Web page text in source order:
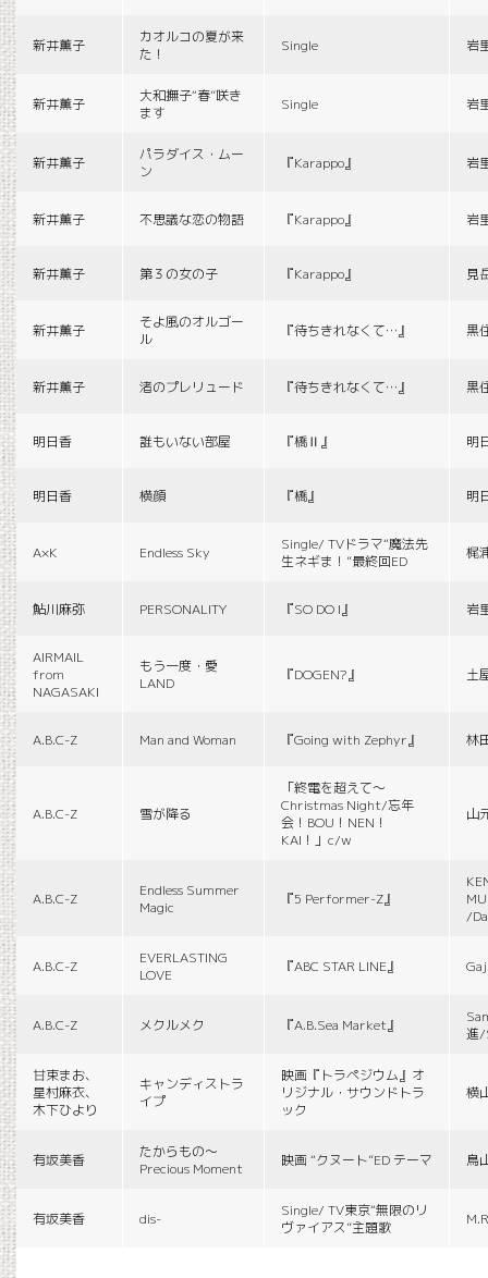
新井薫子
カオルコの夏が来
た！
Single 岩
新井薫子
大和撫子“春”咲き
ます
Single 岩
新井薫子
パラダイス・ムー
ン
『Karappo』 岩
新井薫子 不思議な恋の物語 『Karappo』 岩
新井薫子 第３の女の子 『Karappo』 見
新井薫子
そよ風のオルゴー
ル
『待ちきれなくて…』 黒
新井薫子 渚のプレリュード 『待ちきれなくて…』 黒
明日香 誰もいない部屋 『橋Ⅱ』 明
明日香 横顔 『橋』 明
A×K Endless Sky
Single/ TVドラマ“魔法先
生ネギま！”最終回ED
梶
鮎川麻弥 PERSONALITY 『SO DO I』 岩
AIRMAIL
from
NAGASAKI
もう一度・愛
LAND
『DOGEN?』 土
A.B.C-Z Man and Woman 『Going with Zephyr』 林
A.B.C-Z 雪が降る
「終電を超えて～
Christmas Night/忘年
会！BOU！NEN！
KAI！」c/w
山
A.B.C-Z
Endless Summer
Magic
『5 Performer-Z』
/
A.B.C-Z
EVERLASTING
LOVE
『ABC STAR LINE』
A.B.C-Z メクルメク 『A.B.Sea Market』
進/
甘束まお、
星村麻衣、
木下ひより
キャンディストラ
イプ
映画『トラペジウム』オ
リジナル・サウンドトラ
ック
横
有坂美香
たからもの〜
Precious Moment
映画 “クヌート”ED テーマ 鳥
有坂美香 dis-
Single/ TV東京“無限のリ
ヴァイアス”主題歌